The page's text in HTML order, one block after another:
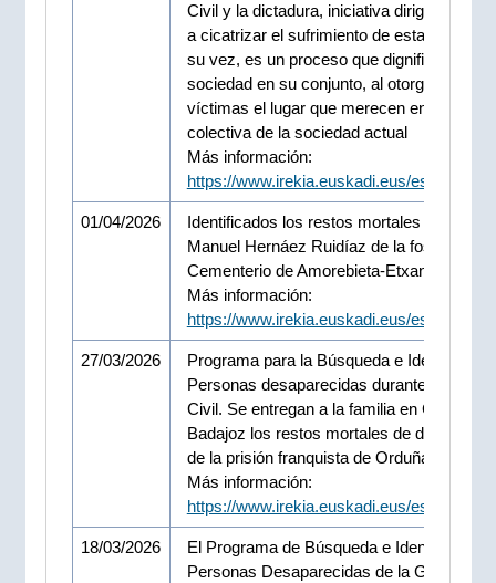
Civil y la dictadura, iniciativa dirigida a
a cicatrizar el sufrimiento de estas
su vez, es un proceso que dignifica a la
sociedad en su conjunto, al otorgar a estas
víctimas el lugar que merecen en la
colectiva de la sociedad actual
Más información:
https://www.irekia.euskadi.eus/es/news/
01/04/2026
Identificados los restos mortales del
Manuel Hernáez Ruidíaz de la fosa del
Cementerio de Amorebieta-Etxano
Más información:
https://www.irekia.euskadi.eus/es/news/
27/03/2026
Programa para la Búsqueda e
Personas desaparecidas durante la
Civil. Se entregan a la familia en Ciudad
Badajoz los restos mortales de dos
de la prisión franquista de Orduña.
Más información:
https://www.irekia.euskadi.eus/es/news/
18/03/2026
El Programa de Búsqueda e Identificación
Personas Desaparecidas de la Guerra